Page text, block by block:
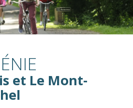
et Le Mont-